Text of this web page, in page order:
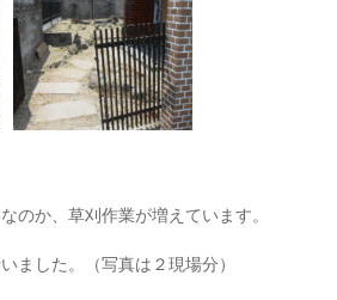
のか、草刈作業が増えています。
ました。（写真は２現場分）